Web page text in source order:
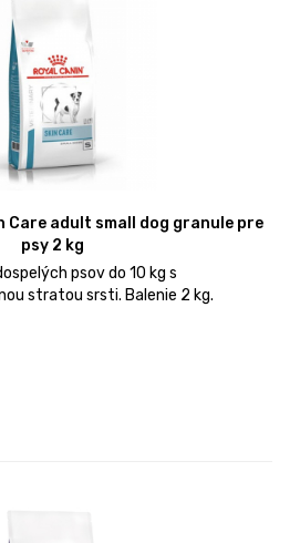
Care adult small dog granule pre
psy 2 kg
psov do 10 kg s
stratou srsti. Balenie 2 kg.